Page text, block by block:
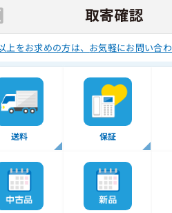
上をお求めの方は、 お気軽にお問い合
送料 保証